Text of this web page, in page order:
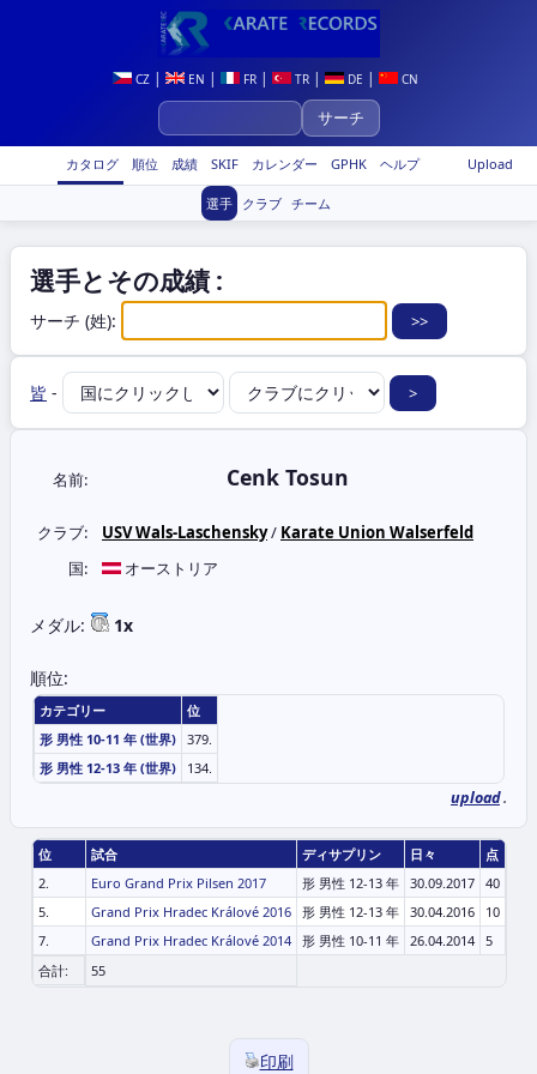
CZ| EN | FR| TR| DE | CN
Upload
カタログ 順位 成績 SKIF カレンダー GPHK ヘルプ
選手 クラブ チーム
選手とその成績 :
サーチ (姓):
皆 -
名前: Cenk Tosun
クラブ: USV Wals-Laschensky/ Karate Union Walserfeld
国:
オーストリア
メダル: 1x
順位:
カテゴリー
位
形 男性 10-11 年 (世界) 379.
形 男性 12-13 年 (世界)
134.
upload.
位 試合 ディサプリン 日々
点
2.
Euro Grand Prix Pilsen 2017 形 男性 12-13 年 30.09.2017
40
5.
Grand Prix Hradec Králové 2016 形 男性 12-13 年 30.04.2016
10
7.
Grand Prix Hradec Králové 2014 形 男性 10-11 年 26.04.2014
5
合計:
55
印刷